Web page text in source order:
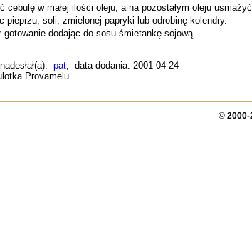
cebulę w małej ilości oleju, a na pozostałym oleju
pieprzu, soli, zmielonej papryki lub odrobinę kolendry.
gotowanie dodając do sosu śmietankę sojową.
pat, data dodania: 2001-04-24
Provamelu
© 2000-